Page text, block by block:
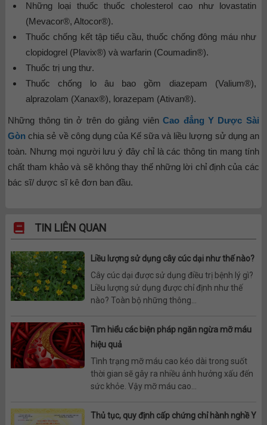
Những loại thuốc thuốc cholesterol cao như lovastatin
(Mevacor®, Altocor®).
Thuốc chống kết tập tiểu cầu, thuốc chống đông máu như
clopidogrel (Plavix®) và warfarin (Coumadin®).
Thuốc trị ung thư.
Thuốc chống lo âu bao gồm diazepam (Valium®),
alprazolam (Xanax®), lorazepam (Ativan®).
Những thông tin ở trên do giảng viênCao đẳng Y Dược Sài
Gòn chia sẻ về công dụng của Kế sữa và liều lượng sử dụng an
toàn. Nhưng mọi người lưu ý đây chỉ là các thông tin mang tính
chất tham khảo và sẽ không thay thế những lời chỉ định của các
bác sĩ/ dược sĩ kê đơn ban đầu.
TIN LIÊN QUAN
Liều lượng sử dụng cây cúc dại như thế nào?
Cây cúc dại được sử dụng điều trị bệnh lý gì?
Liều lượng sử dụng được chỉ định như thế
nào? Toàn bộ những thông...
Tìm hiểu các biện pháp ngăn ngừa mỡ máu
hiệu quả
Tình trạng mỡ máu cao kéo dài trong suốt
thời gian sẽ gây ra nhiều ảnh hưởng xấu đến
sức khỏe. Vậy mỡ máu cao...
Thủ tục, quy định cấp chứng chỉ hành nghề Y